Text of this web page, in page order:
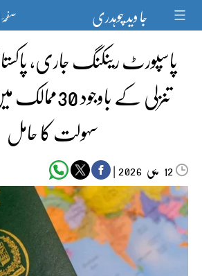
content جا وید چوہدری
پاسپورٹ رینکنگ جاری،
تنزلی کے
سہولت کا حامل
12 مئی‬‮ |